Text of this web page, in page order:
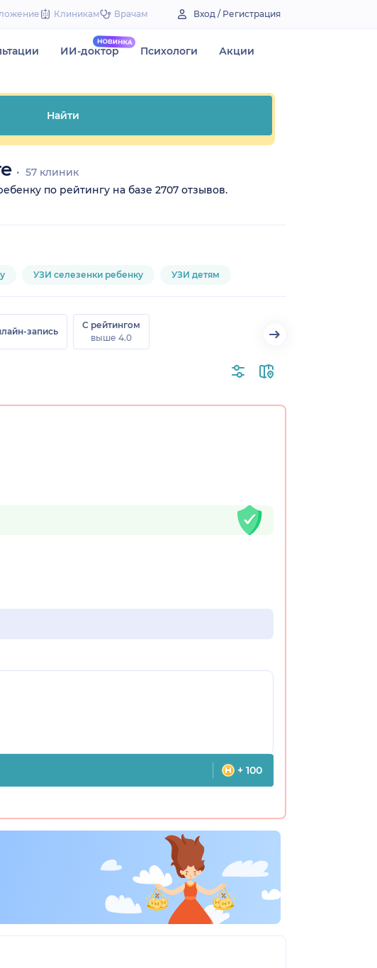
Клиникам Врачам Вход / Регистрация
ИИ-доктор Психологи Акции
Найти
57 клиник
по рейтингу на базе 2707 отзывов.
УЗИ селезенки ребенку УЗИ детям
запись
С рейтингом
выше 4.0
+ 100